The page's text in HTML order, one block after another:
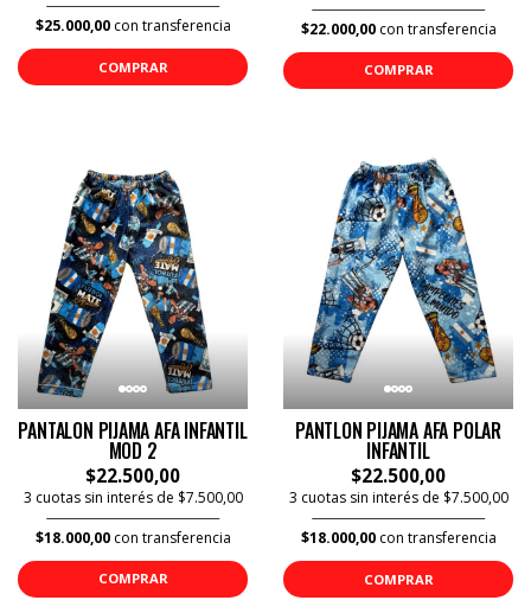
$25.000,00con transferencia
COMPRAR
$22.000,00con transferencia
COMPRAR
PANTALON PIJAMA AFA INFANTIL
MOD 2
$22.500,00
3 cuotas sin interés de $7.500,00
$18.000,00con transferencia
COMPRAR
PANTLON PIJAMA AFA POLAR
INFANTIL
$22.500,00
3 cuotas sin interés de $7.500,00
$18.000,00con transferencia
COMPRAR